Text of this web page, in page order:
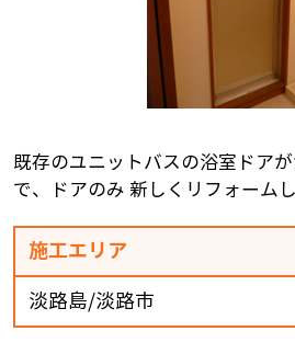
既存のユニットバスの浴室ドア
で、ドアのみ 新しくリフォーム
施工エリア
淡路島/淡路市